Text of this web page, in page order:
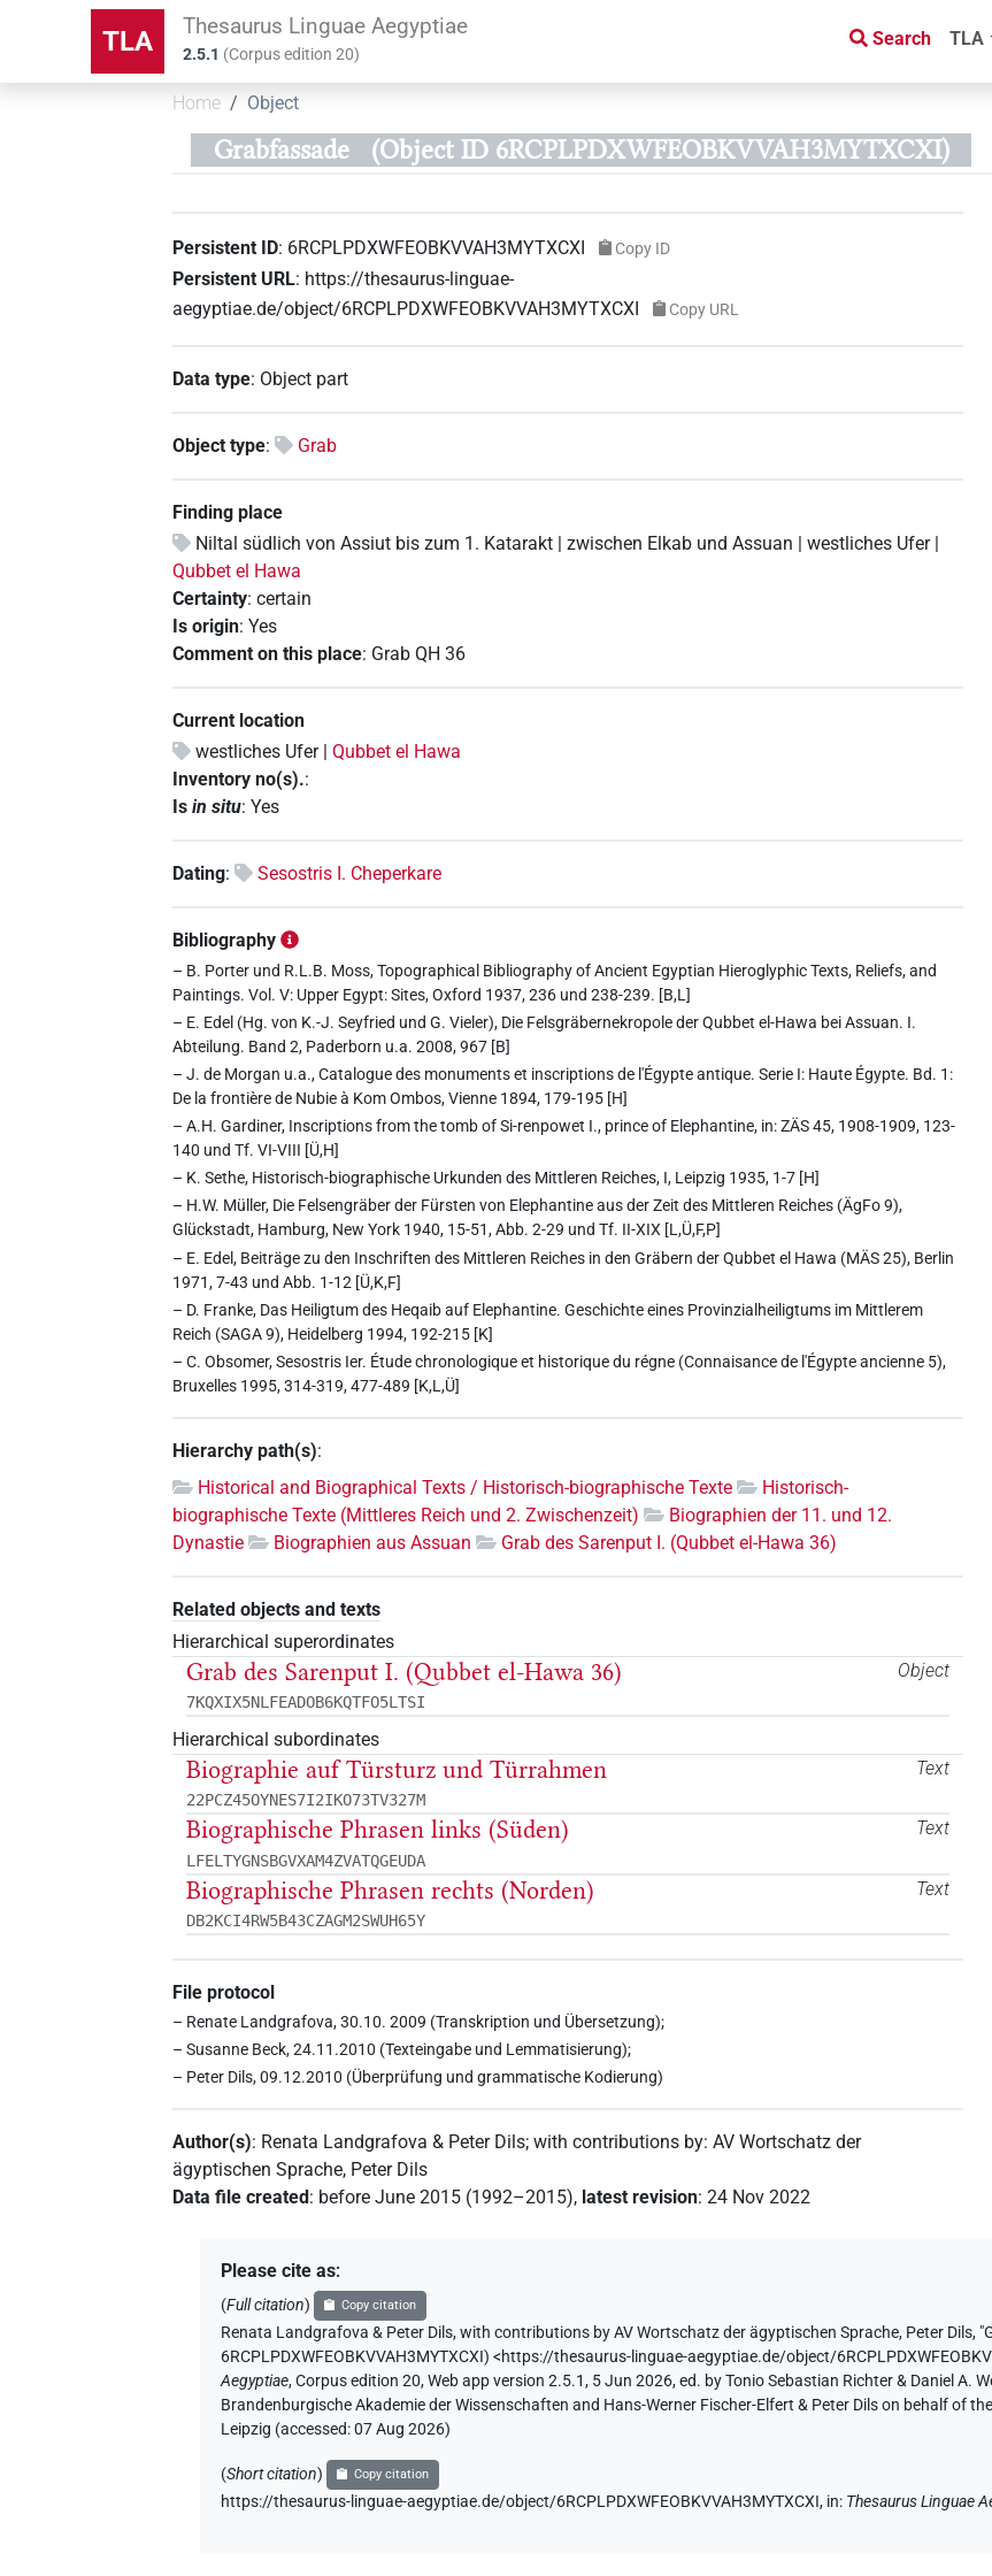
TLA Thesaurus Linguae Aegyptiae
2.5.1 (Corpus edition20)
Search TLA
Home Object
Grabfassade (Object ID 6RCPLPDXWFEOBKVVAH3MYTXCXI)
Persistent ID: 6RCPLPDXWFEOBKVVAH3MYTXCXI Copy ID
Persistent URL: https://thesaurus-linguae-
aegyptiae.de/object/6RCPLPDXWFEOBKVVAH3MYTXCXI
Copy URL
Data type: Object part
Object type: Grab
Finding place
Niltal südlich von Assiut bis zum 1. Katarakt | zwischen Elkab und Assuan | westliches Ufer |
Qubbet el Hawa
Certainty:certain
Is origin:Yes
Comment on this place: Grab QH 36
Current location
westliches Ufer |Qubbet el Hawa
Inventory no(s).:
Isin situ:Yes
Dating: Sesostris I. Cheperkare
Bibliography
– B. Porter und R.L.B. Moss, Topographical Bibliography of Ancient Egyptian Hieroglyphic Texts, Reliefs, and
Paintings. Vol. V: Upper Egypt: Sites, Oxford 1937, 236 und 238-239. [B,L]
– E. Edel (Hg. von K.-J. Seyfried und G. Vieler), Die Felsgräbernekropole der Qubbet el-Hawa bei Assuan. I.
Abteilung. Band 2, Paderborn u.a. 2008, 967 [B]
– J. de Morgan u.a., Catalogue des monuments et inscriptions de l'Égypte antique. Serie I: Haute Égypte. Bd. 1:
De la frontière de Nubie à Kom Ombos, Vienne 1894, 179-195 [H]
– A.H. Gardiner, Inscriptions from the tomb of Si-renpowet I., prince of Elephantine, in: ZÄS 45, 1908-1909, 123-
140 und Tf. VI-VIII [Ü,H]
– K. Sethe, Historisch-biographische Urkunden des Mittleren Reiches, I, Leipzig 1935, 1-7 [H]
– H.W. Müller, Die Felsengräber der Fürsten von Elephantine aus der Zeit des Mittleren Reiches (ÄgFo 9),
Glückstadt, Hamburg, New York 1940, 15-51, Abb. 2-29 und Tf. II-XIX [L,Ü,F,P]
– E. Edel, Beiträge zu den Inschriften des Mittleren Reiches in den Gräbern der Qubbet el Hawa (MÄS 25), Berlin
1971, 7-43 und Abb. 1-12 [Ü,K,F]
– D. Franke, Das Heiligtum des Heqaib auf Elephantine. Geschichte eines Provinzialheiligtums im Mittlerem
Reich (SAGA 9), Heidelberg 1994, 192-215 [K]
– C. Obsomer, Sesostris Ier. Étude chronologique et historique du régne (Connaisance de l'Égypte ancienne 5),
Bruxelles 1995, 314-319, 477-489 [K,L,Ü]
Hierarchy path(s):
Historical and Biographical Texts / Historisch-biographische Texte
Historisch-
biographische Texte (Mittleres Reich und 2. Zwischenzeit)
Biographien der 11. und 12.
Dynastie
Biographien aus Assuan Grab des Sarenput I. (Qubbet el-Hawa 36)
Related objects and texts
Hierarchical superordinates
Object
Grab des Sarenput I. (Qubbet el-Hawa 36)
7KQXIX5NLFEADOB6KQTFO5LTSI
Hierarchical subordinates
Text
Biographie auf Türsturz und Türrahmen
22PCZ45OYNES7I2IKO73TV327M
Text
Biographische Phrasen links (Süden)
LFELTYGNSBGVXAM4ZVATQGEUDA
Text
Biographische Phrasen rechts (Norden)
DB2KCI4RW5B43CZAGM2SWUH65Y
File protocol
– Renate Landgrafova, 30.10. 2009 (Transkription und Übersetzung);
– Susanne Beck, 24.11.2010 (Texteingabe und Lemmatisierung);
– Peter Dils, 09.12.2010 (Überprüfung und grammatische Kodierung)
Author(s): Renata Landgrafova & Peter Dils;with contributions by:AV Wortschatz der
ägyptischen Sprache, Peter Dils
Data file created : before June 2015 (1992–2015), latest revision:24 Nov 2022
Please cite as:
(Full citation) Copy citation
Renata Landgrafova & Peter Dils,with contributions by AV Wortschatz der ägyptischen Sprache, Peter Dils,
6RCPLPDXWFEOBKVVAH3MYTXCXI)<https://thesaurus-linguae-aegyptiae.de/object/
Aegyptiae,Corpus edition 20, Web app version 2.5.1, 5 Jun 2026, ed. by Tonio Sebastian Richter & Daniel A.
Brandenburgische Akademie der Wissenschaften and Hans-Werner Fischer-Elfert & Peter Dils on behalf of
Leipzig (accessed:07 Aug 2026)
(Short citation) Copy citation
https://thesaurus-linguae-aegyptiae.de/object/6RCPLPDXWFEOBKVVAH3MYTXCXI, in: Thesaurus Linguae